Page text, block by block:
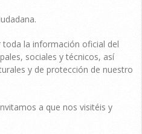
la información oficial del
sociales y técnicos, así
y de protección de nuestro
a que nos visitéis y